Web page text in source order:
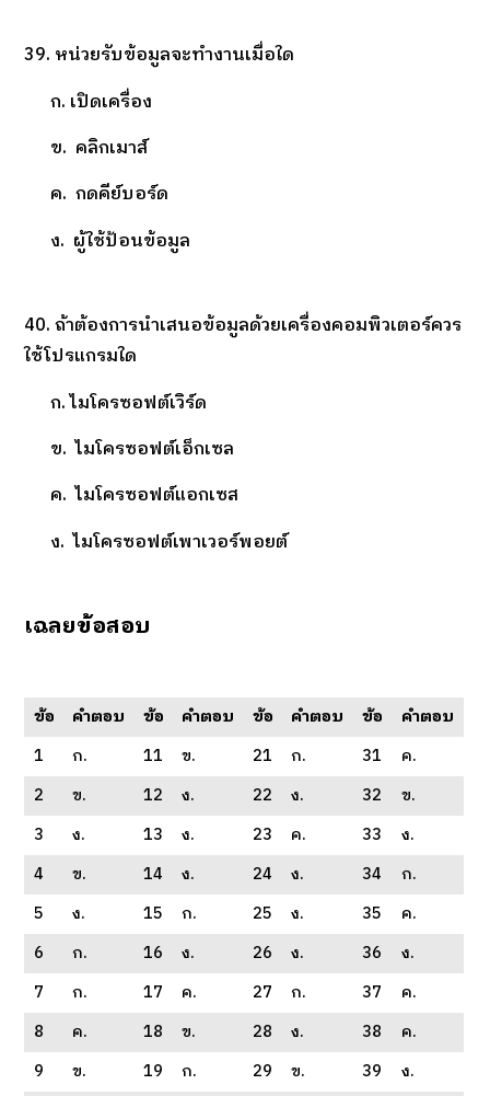
39. หน่วยรับข้อมูลจะทำงานเมื่อใด
ก. เปิดเครื่อง
ข. คลิกเมาส์
ค. กดคีย์บอร์ด
ง. ผู้ใช้ป้อนข้อมูล
40. ถ้าต้องการนำเสนอข้อมูลด้วยเครื่องคอมพิวเตอร์ควร
ใช้โปรแกรมใด
ก. ไมโครซอฟต์เวิร์ด
ข. ไมโครซอฟต์เอ็กเซล
ค. ไมโครซอฟต์แอกเซส
ง. ไมโครซอฟต์เพาเวอร์พอยต์
เฉลยข้อสอบ
ข้อ คำตอบ ข้อ คำตอบ ข้อ คำตอบ ข้อ
คำตอบ
1
ก. 11 ข. 21 ก. 31
ค.
2
ข. 12 ง. 22 ง. 32
ข.
3
ง. 13 ง. 23 ค. 33
ง.
4
ข. 14 ง. 24 ง. 34
ก.
5
ง. 15 ก. 25 ง. 35
ค.
6
ก. 16 ง. 26 ง. 36
ง.
7
ก. 17 ค. 27 ก. 37
ค.
8
ค. 18 ข. 28 ง. 38
ค.
9
ข. 19 ก. 29 ข. 39
ง.